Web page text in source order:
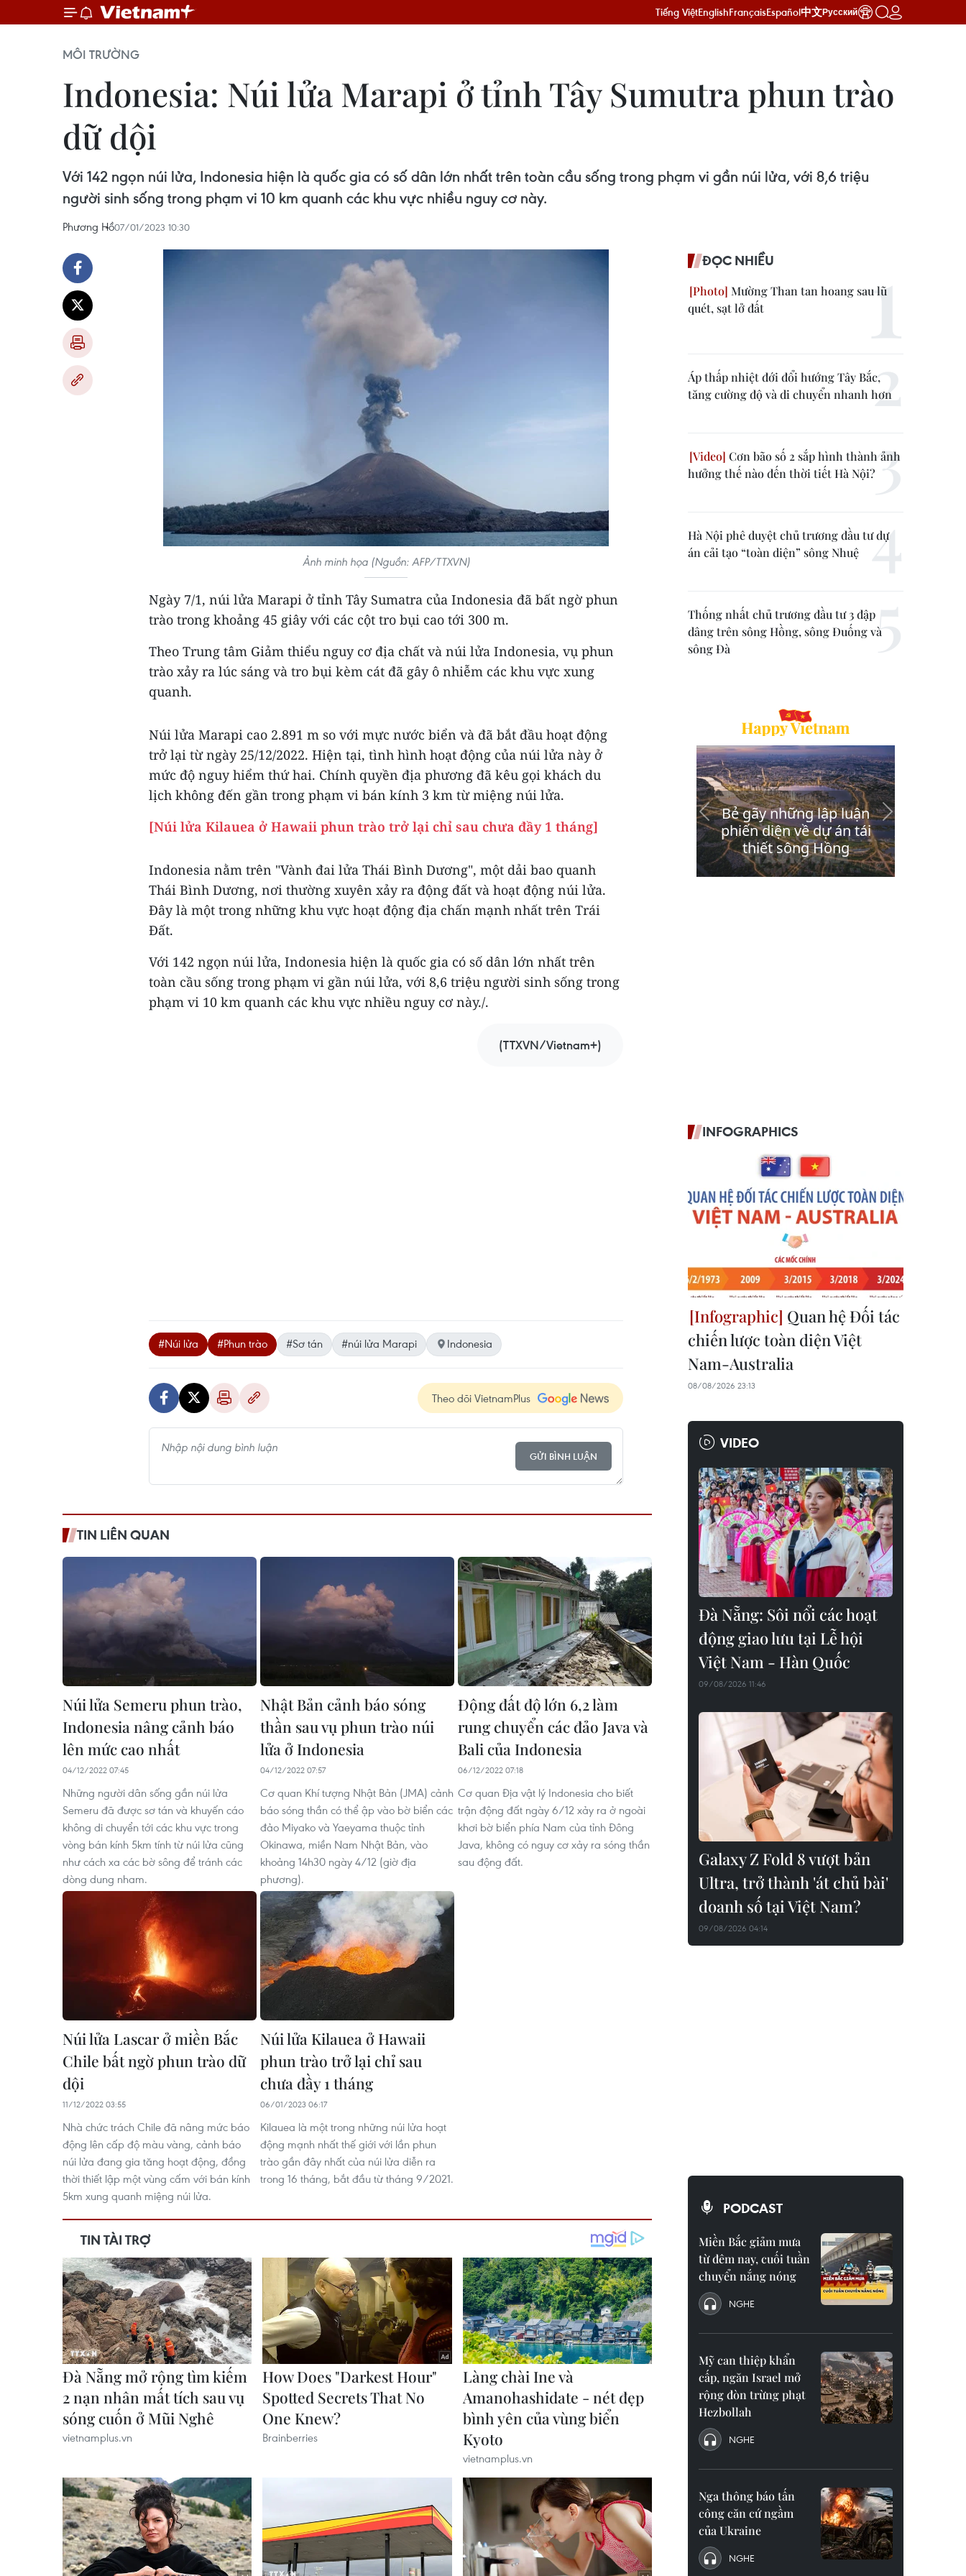
Tiếng ViệtEnglishFrançaisEspañol中文Русский
MÔI TRƯỜNG
Indonesia: Núi lửa Marapi ở tỉnh Tây Sumutra phun trào
dữ dội
Với 142 ngọn núi lửa, Indonesia hiện là quốc gia có số dân lớn nhất trên toàn cầu sống trong phạm vi gần núi lửa, với 8,6 triệu
người sinh sống trong phạm vi 10 km quanh các khu vực nhiều nguy cơ này.
Phương Hồ07/01/2023 10:30
Ảnh minh họa (Nguồn: AFP/TTXVN)
Ngày 7/1, núi lửa Marapi ở tỉnh Tây Sumatra của Indonesia đã bất ngờ phun
trào trong khoảng 45 giây với các cột tro bụi cao tới 300 m.
Theo Trung tâm Giảm thiểu nguy cơ địa chất và núi lửa Indonesia, vụ phun
trào xảy ra lúc sáng và tro bụi kèm cát đã gây ô nhiễm các khu vực xung
quanh.
Núi lửa Marapi cao 2.891 m so với mực nước biển và đã bắt đầu hoạt động
trở lại từ ngày 25/12/2022. Hiện tại, tình hình hoạt động của núi lửa này ở
mức độ nguy hiểm thứ hai. Chính quyền địa phương đã kêu gọi khách du
lịch không đến gần trong phạm vi bán kính 3 km từ miệng núi lửa.
[Núi lửa Kilauea ở Hawaii phun trào trở lại chỉ sau chưa đầy 1 tháng]
Indonesia nằm trên "Vành đai lửa Thái Bình Dương", một dải bao quanh
Thái Bình Dương, nơi thường xuyên xảy ra động đất và hoạt động núi lửa.
Đây là một trong những khu vực hoạt động địa chấn mạnh nhất trên Trái
Đất.
Với 142 ngọn núi lửa, Indonesia hiện là quốc gia có số dân lớn nhất trên
toàn cầu sống trong phạm vi gần núi lửa, với 8,6 triệu người sinh sống trong
phạm vi 10 km quanh các khu vực nhiều nguy cơ này./.
(TTXVN/Vietnam+)
#Núi lửa #Phun trào #Sơ tán #núi lửa Marapi Indonesia
Theo dõi VietnamPlus
GỬI BÌNH LUẬN
TIN LIÊN QUAN
Núi lửa Semeru phun trào,
Indonesia nâng cảnh báo
lên mức cao nhất
04/12/2022 07:45
Những người dân sống gần núi lửa
Semeru đã được sơ tán và khuyến cáo
không di chuyển tới các khu vực trong
vòng bán kính 5km tính từ núi lửa cũng
như cách xa các bờ sông để tránh các
dòng dung nham.
Nhật Bản cảnh báo sóng
thần sau vụ phun trào núi
lửa ở Indonesia
04/12/2022 07:57
Cơ quan Khí tượng Nhật Bản (JMA) cảnh
báo sóng thần có thể ập vào bờ biển các
đảo Miyako và Yaeyama thuộc tỉnh
Okinawa, miền Nam Nhật Bản, vào
khoảng 14h30 ngày 4/12 (giờ địa
phương).
Động đất độ lớn 6,2 làm
rung chuyển các đảo Java và
Bali của Indonesia
06/12/2022 07:18
Cơ quan Địa vật lý Indonesia cho biết
trận động đất ngày 6/12 xảy ra ở ngoài
khơi bờ biển phía Nam của tỉnh Đông
Java, không có nguy cơ xảy ra sóng thần
sau động đất.
Núi lửa Lascar ở miền Bắc
Chile bất ngờ phun trào dữ
dội
11/12/2022 03:55
Nhà chức trách Chile đã nâng mức báo
động lên cấp độ màu vàng, cảnh báo
núi lửa đang gia tăng hoạt động, đồng
thời thiết lập một vùng cấm với bán kính
5km xung quanh miệng núi lửa.
Núi lửa Kilauea ở Hawaii
phun trào trở lại chỉ sau
chưa đầy 1 tháng
06/01/2023 06:17
Kilauea là một trong những núi lửa hoạt
động mạnh nhất thế giới với lần phun
trào gần đây nhất của núi lửa diễn ra
trong 16 tháng, bắt đầu từ tháng 9/2021.
ĐỌC NHIỀU
Mường Than tan hoang sau lũ
quét, sạt lở đất
Áp thấp nhiệt đới đổi hướng Tây Bắc,
tăng cường độ và di chuyển nhanh hơn
Cơn bão số 2 sắp hình thành ảnh
hưởng thế nào đến thời tiết Hà Nội?
Hà Nội phê duyệt chủ trương đầu tư dự
án cải tạo “toàn diện” sông Nhuệ
Thống nhất chủ trương đầu tư 3 đập
dâng trên sông Hồng, sông Đuống và
sông Đà
INFOGRAPHICS
Quan hệ Đối tác
chiến lược toàn diện Việt
Nam-Australia
08/08/2026 23:13
VIDEO
Đà Nẵng: Sôi nổi các hoạt
động giao lưu tại Lễ hội
Việt Nam - Hàn Quốc
09/08/2026 11:46
Galaxy Z Fold 8 vượt bản
Ultra, trở thành 'át chủ bài'
doanh số tại Việt Nam?
09/08/2026 04:14
PODCAST
Miền Bắc giảm mưa
từ đêm nay, cuối tuần
chuyển nắng nóng
NGHE
Mỹ can thiệp khẩn
cấp, ngăn Israel mở
rộng đòn trừng phạt
Hezbollah
NGHE
Nga thông báo tấn
công căn cứ ngầm
của Ukraine
NGHE